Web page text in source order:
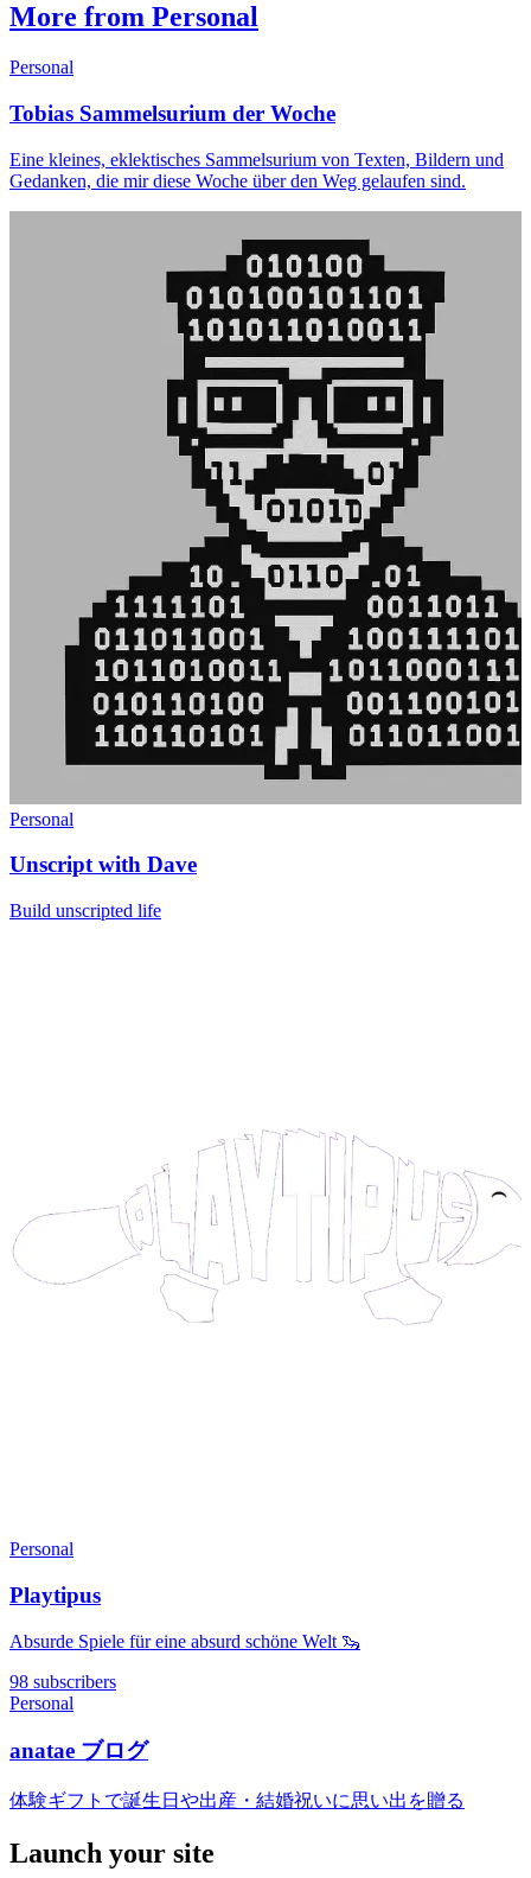
More from Personal
Personal
Tobias Sammelsurium der Woche
Eine kleines, eklektisches Sammelsurium von Texten, Bildern und
Gedanken, die mir diese Woche über den Weg gelaufen sind.
Personal
Unscript with Dave
Build unscripted life
Personal
Playtipus
Absurde Spiele für eine absurd schöne Welt 🦦
98 subscribers
Personal
anatae ブログ
体験ギフトで誕生日や出産・結婚祝いに思い出を贈る
Launch your site